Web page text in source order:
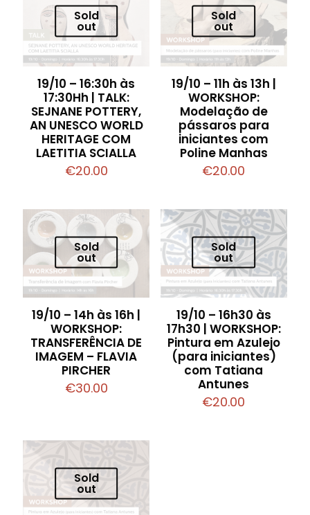
Sold
out
19/10 – 16:30h às
17:30Hh | TALK:
SEJNANE POTTERY,
AN UNESCO WORLD
HERITAGE COM
LAETITIA SCIALLA
€20.00
Sold
out
19/10 – 11h às 13h |
WORKSHOP:
Modelação de
pássaros para
iniciantes com
Poline Manhas
€20.00
Sold
out
19/10 – 14h às 16h |
WORKSHOP:
TRANSFERÊNCIA DE
IMAGEM – FLAVIA
PIRCHER
€30.00
Sold
out
19/10 – 16h30 às
17h30 | WORKSHOP:
Pintura em Azulejo
(para iniciantes)
com Tatiana
Antunes
€20.00
Sold
out